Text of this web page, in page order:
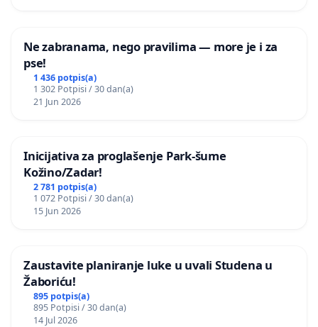
Ne zabranama, nego pravilima — more je i za
pse!
1 436 potpis(a)
1 302 Potpisi / 30 dan(a)
21 Jun 2026
Inicijativa za proglašenje Park-šume
Kožino/Zadar!
2 781 potpis(a)
1 072 Potpisi / 30 dan(a)
15 Jun 2026
Zaustavite planiranje luke u uvali Studena u
Žaboriću!
895 potpis(a)
895 Potpisi / 30 dan(a)
14 Jul 2026